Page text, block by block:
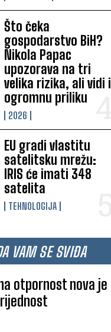
Što čeka
gospodarstvo BiH?
Nikola Papac
upozorava na tri
velika rizika, ali vidi i
ogromnu priliku
2026
EU gradi vlastitu
satelitsku mrežu:
IRIS će imati 348
satelita
TEHNOLOGIJA
VAM SE SVIĐA
otpornost nova je